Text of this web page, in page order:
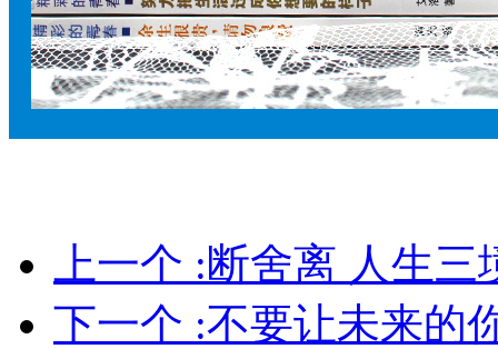
上一个 :断舍离 人生三
下一个 :不要让未来的